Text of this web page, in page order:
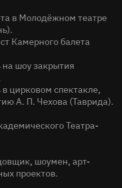
в Молодёжном театре
Камерного балета
на шоу закрытия
в цирковом спектакле,
А. П. Чехова (Таврида).
Театра-
шоумен, арт-
проектов.